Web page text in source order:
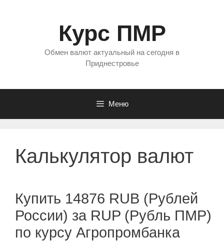
Курс ПМР
Обмен валют актуальный на сегодня в
Приднестровье
Меню
Калькулятор валют
Купить 14876 RUB (Рублей
России) за RUP (Рубль ПМР)
по курсу Агропромбанка